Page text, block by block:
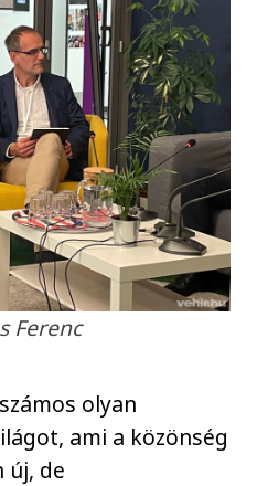
Ferenc
olyan
ami a közönség
új, de